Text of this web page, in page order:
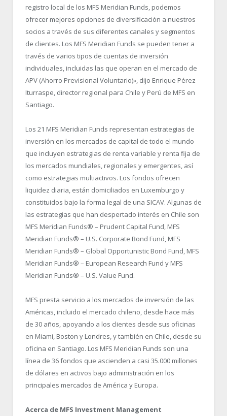
registro local de los MFS Meridian Funds, podemos
ofrecer mejores opciones de diversificación a nuestros
socios a través de sus diferentes canales y segmentos
de clientes. Los MFS Meridian Funds se pueden tener a
través de varios tipos de cuentas de inversión
individuales, incluidas las que operan en el mercado de
APV (Ahorro Previsional Voluntario)», dijo Enrique Pérez
Iturraspe, director regional para Chile y Perú de MFS en
Santiago.
Los 21 MFS Meridian Funds representan estrategias de
inversión en los mercados de capital de todo el mundo
que incluyen estrategias de renta variable y renta fija de
los mercados mundiales, regionales y emergentes, así
como estrategias multiactivos. Los fondos ofrecen
liquidez diaria, están domiciliados en Luxemburgo y
constituidos bajo la forma legal de una SICAV. Algunas de
las estrategias que han despertado interés en Chile son
MFS Meridian Funds® – Prudent Capital Fund, MFS
Meridian Funds® – U.S. Corporate Bond Fund, MFS
Meridian Funds® – Global Opportunistic Bond Fund, MFS
Meridian Funds® – European Research Fund y MFS
Meridian Funds® – U.S. Value Fund.
MFS presta servicio a los mercados de inversión de las
Américas, incluido el mercado chileno, desde hace más
de 30 años, apoyando a los clientes desde sus oficinas
en Miami, Boston y Londres, y también en Chile, desde su
oficina en Santiago. Los MFS Meridian Funds son una
línea de 36 fondos que ascienden a casi 35.000 millones
de dólares en activos bajo administración en los
principales mercados de América y Europa.
Acerca de MFS Investment Management